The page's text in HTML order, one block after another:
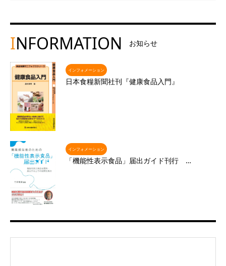
INFORMATION お知らせ
インフォメーション
日本食糧新聞社刊『健康食品入門』
インフォメーション
「機能性表示食品」届出ガイド刊行 …